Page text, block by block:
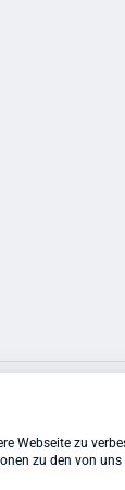
Webseite zu
zu den von